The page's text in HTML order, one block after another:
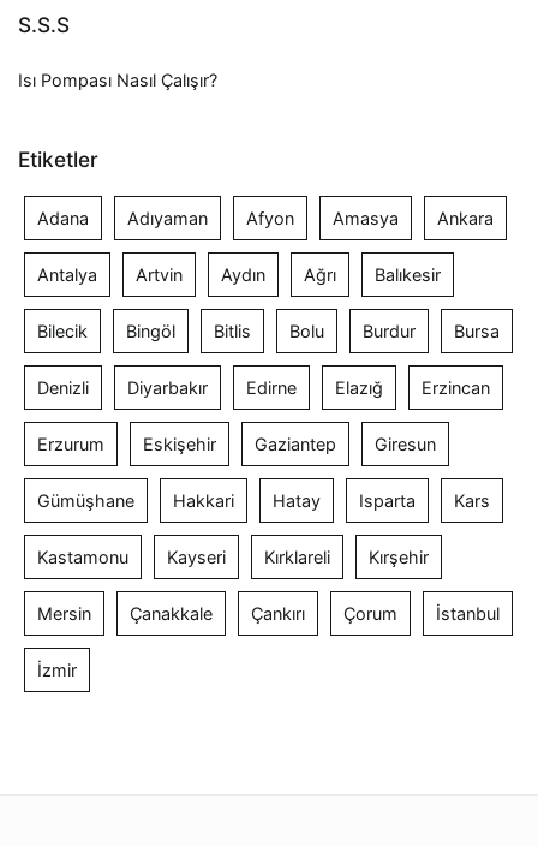
S.S.S
Isı Pompası Nasıl Çalışır?
Etiketler
Adana Adıyaman Afyon Amasya Ankara
Antalya Artvin Aydın Ağrı Balıkesir
Bilecik Bingöl Bitlis Bolu Burdur Bursa
Denizli Diyarbakır Edirne Elazığ Erzincan
Erzurum Eskişehir Gaziantep Giresun
Gümüşhane Hakkari Hatay Isparta Kars
Kastamonu Kayseri Kırklareli Kırşehir
Mersin Çanakkale Çankırı Çorum İstanbul
İzmir